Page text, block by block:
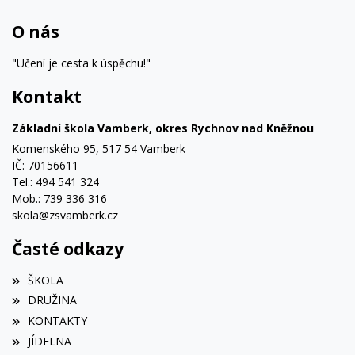
O nás
"Učení je cesta k úspěchu!"
Kontakt
Základní škola Vamberk, okres Rychnov nad Kněžnou
Komenského 95, 517 54 Vamberk
IČ: 70156611
Tel.: 494 541 324
Mob.: 739 336 316
skola@zsvamberk.cz
Časté odkazy
ŠKOLA
DRUŽINA
KONTAKTY
JÍDELNA